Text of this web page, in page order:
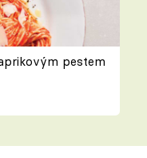
pestem